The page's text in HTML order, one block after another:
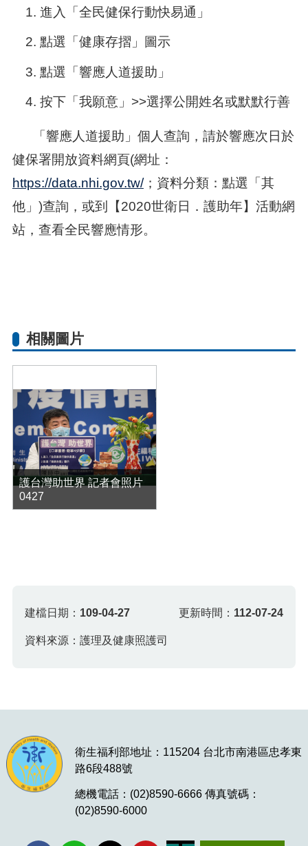
進入「全民健保行動快易通」
點選「健康存摺」圖示
點選「響應人道援助」
按下「我願意」>>選擇公開姓名或默默行善
「響應人道援助」個人查詢，請於響應次日於
健保署開放資料網頁(網址：
https://data.nhi.gov.tw/；資料分類：點選「其
他」)查詢，或到【2020世衛日．護助年】活動網
站，查看全民響應情形。
相關圖片
護台灣助世界 記者會照片
0427
建檔日期： 109-04-27 更新時間： 112-07-24
資料來源：護理及健康照護司
衛生福利部地址：115204 台北市南港區忠孝東
路6段488號
總機電話：(02)8590-6666 傳真號碼：
(02)8590-6000